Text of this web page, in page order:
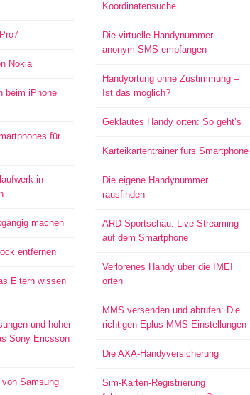
Nokia
beim iPhone
für
in
machen
entfernen
Eltern wissen
und hoher
Sony Ericsson
Samsung
Koordinatensuche
Die virtuelle Handynummer –
anonym SMS empfangen
Handyortung ohne Zustimmung –
Ist das möglich?
Geklautes Handy orten: So geht’s
Karteikartentrainer fürs Smartphone
Die eigene Handynummer
rausfinden
ARD-Sportschau: Live Streaming
auf dem Smartphone
Verlorenes Handy über die IMEI
orten
MMS versenden und abrufen: Die
richtigen Eplus-MMS-Einstellungen
Die AXA-Handyversicherung
Sim-Karten-Registrierung